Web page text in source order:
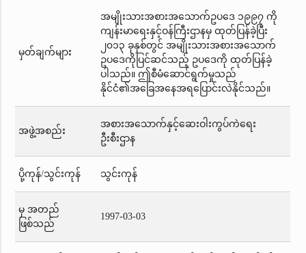
မှတ်ချက်များ
အမျိုးသားအစားအသောက်ဥပဒေ ၁၉၉၇ ကို
ကျန်းမာရေးနှင့်ဝန်ကြီးဌာနမှ ထုတ်ပြန်ခဲ့ပြီး
၂၀၁၃ ခုနှစ်တွင် အမျိုးသားအစားအသောက်
ဥပဒေကိုပြင်ဆင်သည့် ဥပဒေကို ထုတ်ပြန်ခဲ့
ပါသည်။ ဤစီမံဆောင်ရွက်မှုသည်
နိုင်ငံ၏အခြေအနေအရပြောင်းလဲနိုင်သည်။
အဖွဲ့အစည်း
အစားအသောက်နှင့်ဆေးဝါးကွပ်ကဲရေး
ဦးစီးဌာန
ပို့ကုန်/သွင်းကုန် သွင်းကုန်
မှ အတည်
ဖြစ်သည်
1997-03-03